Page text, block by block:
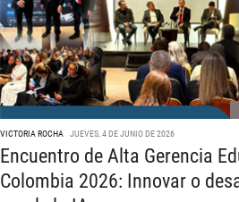
VICTORIA ROCHA JUEVES, 4 DE JUNIO DE 2026
Encuentro de Alta Gerencia
Colombia 2026: Innovar o